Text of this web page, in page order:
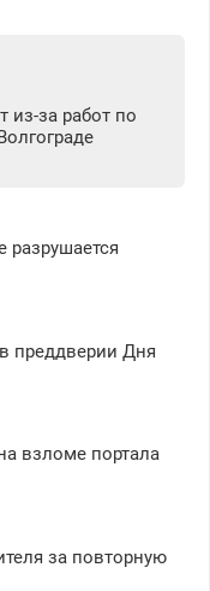
из-за работ по
разрушается
преддверии Дня
взломе портала
за повторную